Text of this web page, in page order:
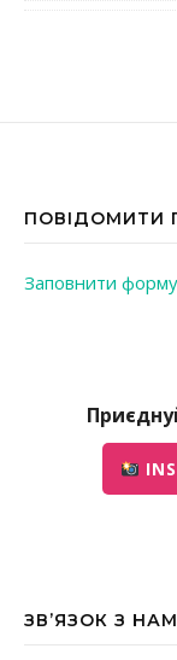
ПОВІДОМИТИ
Заповнити форму
ЗВ’ЯЗОК З